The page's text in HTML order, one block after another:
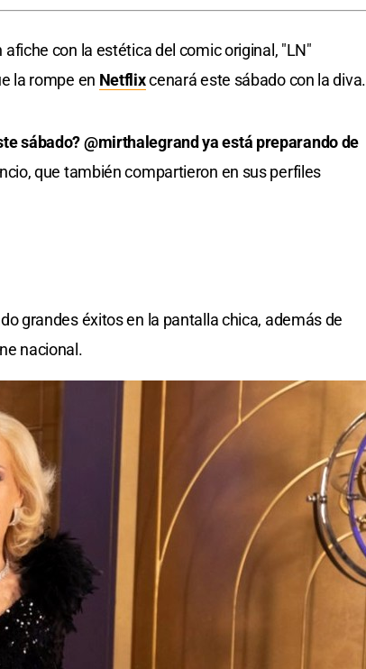
con la estética del comic original, "LN"
la rompe en Netflixcenará este sábado con la diva.
sábado? @mirthalegrand ya está preparando de
que también compartieron en sus perfiles
grandes éxitos en la pantalla chica, además de
nacional.